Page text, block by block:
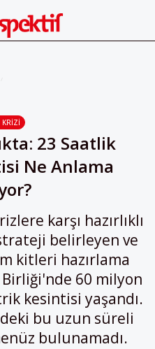
KRIZI
23 Saatlik
Ne Anlama
karşı hazırlıklı
belirleyen ve
kitleri hazırlama
Birliği'nde 60 milyon
kesintisi yaşandı.
bu uzun süreli
bulunamadı.